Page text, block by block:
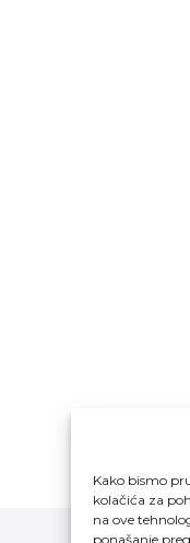
Kako bismo
kolačića za
na ove
ponašanje